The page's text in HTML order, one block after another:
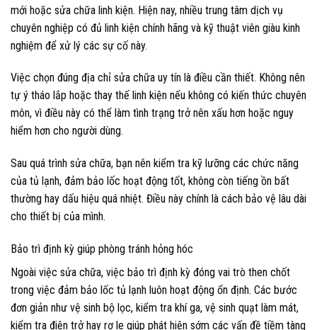
mới hoặc sửa chữa linh kiện. Hiện nay, nhiều trung tâm dịch vụ
chuyên nghiệp có đủ linh kiện chính hãng và kỹ thuật viên giàu kinh
nghiệm để xử lý các sự cố này.
Việc chọn đúng địa chỉ sửa chữa uy tín là điều cần thiết. Không nên
tự ý tháo lắp hoặc thay thế linh kiện nếu không có kiến thức chuyên
môn, vì điều này có thể làm tình trạng trở nên xấu hơn hoặc nguy
hiểm hơn cho người dùng.
Sau quá trình sửa chữa, bạn nên kiểm tra kỹ lưỡng các chức năng
của tủ lạnh, đảm bảo lốc hoạt động tốt, không còn tiếng ồn bất
thường hay dấu hiệu quá nhiệt. Điều này chính là cách bảo vệ lâu dài
cho thiết bị của mình.
Bảo trì định kỳ giúp phòng tránh hỏng hóc
Ngoài việc sửa chữa, việc bảo trì định kỳ đóng vai trò then chốt
trong việc đảm bảo lốc tủ lạnh luôn hoạt động ổn định. Các bước
đơn giản như vệ sinh bộ lọc, kiểm tra khí ga, vệ sinh quạt làm mát,
kiểm tra điện trở hay rơ le giúp phát hiện sớm các vấn đề tiềm tàng